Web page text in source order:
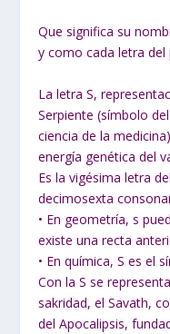
Que significa su
y como cada letra del
La letra S,
Serpiente (símbolo
ciencia de la
energía genética del
Es la vigésima letra
decimosexta
• En geometría, s
existe una recta
• En química, S es el
Con la S se
sakridad, el Savath,
del Apocalipsis,